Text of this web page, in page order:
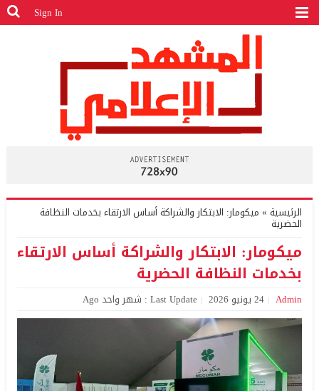
Sign In
الرئيسية » ميكومار: الابتكار والشراكة أساس الارتقاء بخدمات النظافة
الحضرية
ميكومار: الابتكار والشراكة أساس الارتقاء
بخدمات النظافة الحضرية
Admin 24 يونيو 2026 Last Update : شهر واحد Ago